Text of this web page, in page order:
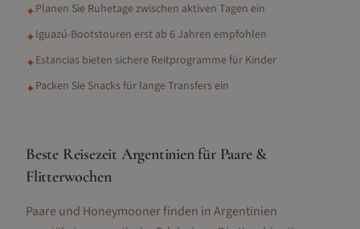
✦Planen Sie Ruhetage zwischen aktiven Tagen ein
✦Iguazú-Bootstouren erst ab 6 Jahren empfohlen
✦Estancias bieten sichere Reitprogramme für Kinder
✦Packen Sie Snacks für lange Transfers ein
Beste Reisezeit Argentinien für Paare &
Flitterwochen
Paare und Honeymooner finden in Argentinien